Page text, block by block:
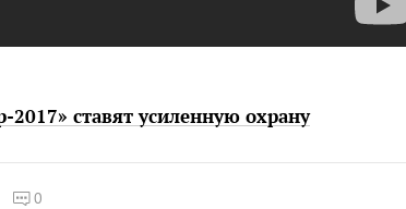
ставят усиленную охрану
0